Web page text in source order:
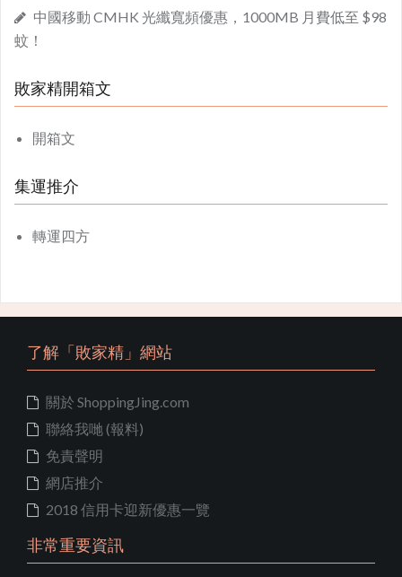
中國移動 CMHK 光纖寬頻優惠，1000MB 月費低至 $98
蚊！
敗家精開箱文
開箱文
集運推介
轉運四方
了解「敗家精」網站
關於 ShoppingJing.com
聯絡我哋 (報料)
免責聲明
網店推介
2018 信用卡迎新優惠一覽
非常重要資訊